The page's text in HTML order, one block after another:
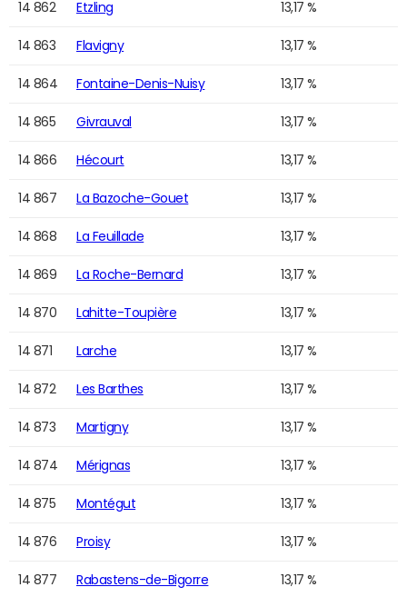
14 862 Etzling 13,17 %
14 863 Flavigny 13,17 %
14 864 Fontaine-Denis-Nuisy 13,17 %
14 865 Givrauval 13,17 %
14 866 Hécourt 13,17 %
14 867 La Bazoche-Gouet 13,17 %
14 868 La Feuillade 13,17 %
14 869 La Roche-Bernard 13,17 %
14 870 Lahitte-Toupière 13,17 %
14 871 Larche 13,17 %
14 872 Les Barthes 13,17 %
14 873 Martigny 13,17 %
14 874 Mérignas 13,17 %
14 875 Montégut 13,17 %
14 876 Proisy 13,17 %
14 877 Rabastens-de-Bigorre 13,17 %